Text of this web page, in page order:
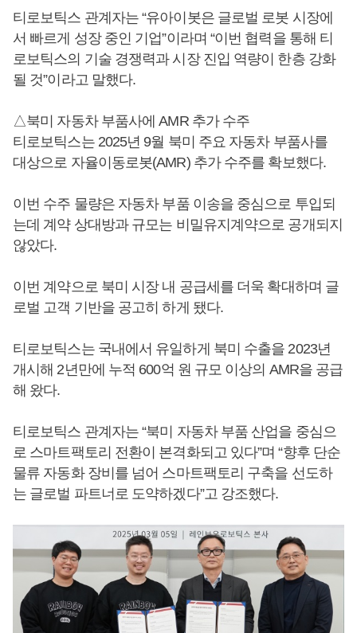
티로보틱스 관계자는 “유아이봇은 글로벌 로봇 시장에
서 빠르게 성장 중인 기업”이라며 “이번 협력을 통해 티
로보틱스의 기술 경쟁력과 시장 진입 역량이 한층 강화
될 것”이라고 말했다.
△북미 자동차 부품사에 AMR 추가 수주
티로보틱스는 2025년 9월 북미 주요 자동차 부품사를
대상으로 자율이동로봇(AMR) 추가 수주를 확보했다.
이번 수주 물량은 자동차 부품 이송을 중심으로 투입되
는데 계약 상대방과 규모는 비밀유지계약으로 공개되지
않았다.
이번 계약으로 북미 시장 내 공급세를 더욱 확대하며 글
로벌 고객 기반을 공고히 하게 됐다.
티로보틱스는 국내에서 유일하게 북미 수출을 2023년
개시해 2년만에 누적 600억 원 규모 이상의 AMR을 공급
해 왔다.
티로보틱스 관계자는 “북미 자동차 부품 산업을 중심으
로 스마트팩토리 전환이 본격화되고 있다”며 “향후 단순
물류 자동화 장비를 넘어 스마트팩토리 구축을 선도하
는 글로벌 파트너로 도약하겠다”고 강조했다.